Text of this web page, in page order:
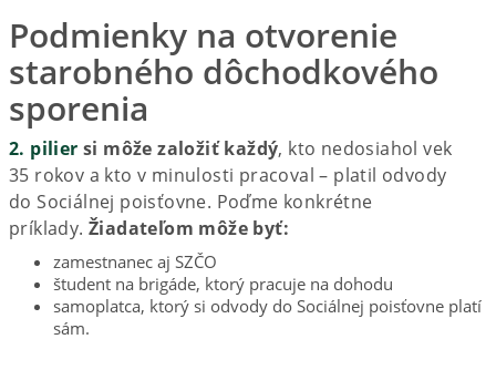
Podmienky na otvorenie
starobného dôchodkového
sporenia
2. pilier si môže založiť každý, kto nedosiahol vek
35 rokov a kto v minulosti pracoval – platil odvody
do Sociálnej poisťovne. Poďme konkrétne
príklady.Žiadateľom môže byť:
zamestnanec aj SZČO
študent na brigáde, ktorý pracuje na dohodu
samoplatca, ktorý si odvody do Sociálnej poisťovne platí
sám.